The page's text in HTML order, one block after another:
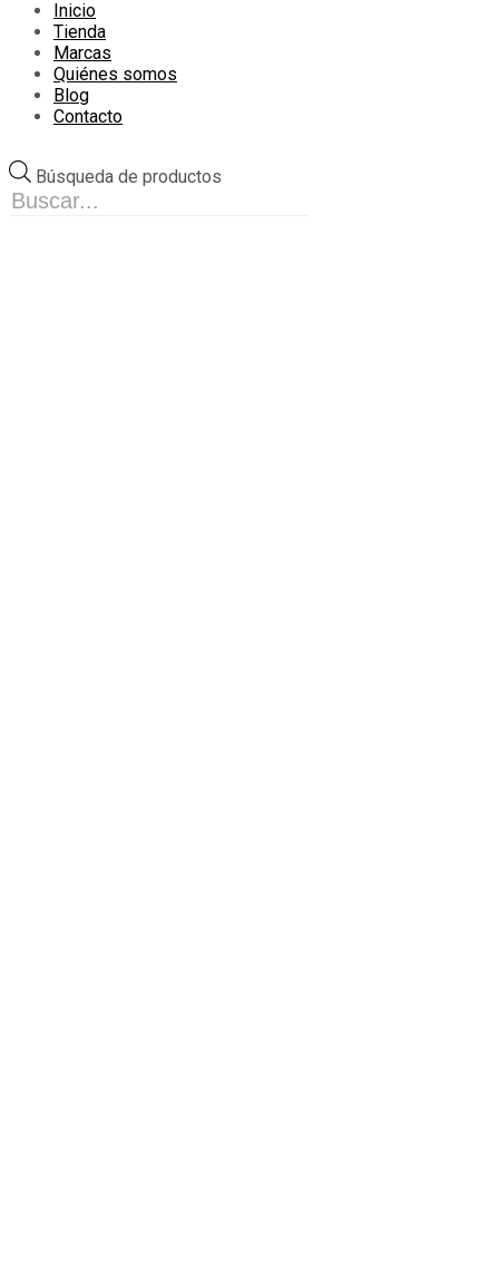
Inicio
Tienda
Marcas
Quiénes somos
Blog
Contacto
Búsqueda de productos